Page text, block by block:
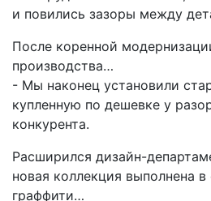
и повились зазоры между
После коренной
производства…
- Мы наконец установили
купленную по дешевке у
конкурента.
Расширился дизайн-
новая коллекция выполнена
граффити…